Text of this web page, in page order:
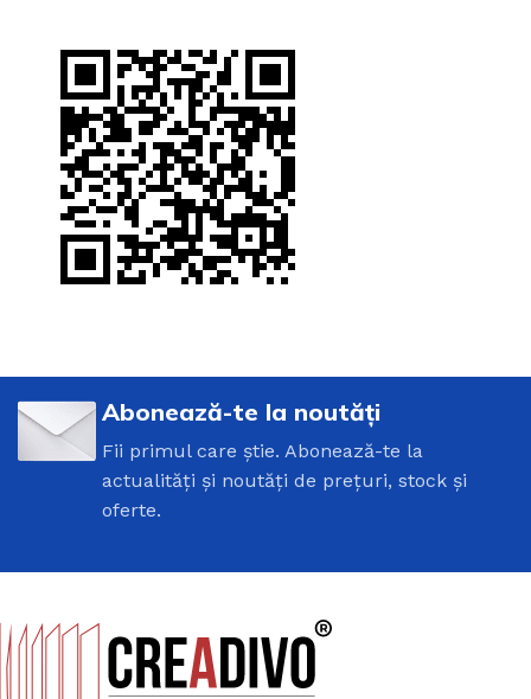
Abonează-te la noutăți
Fii primul care știe. Abonează-te la
actualități și noutăți de prețuri, stock și
oferte.